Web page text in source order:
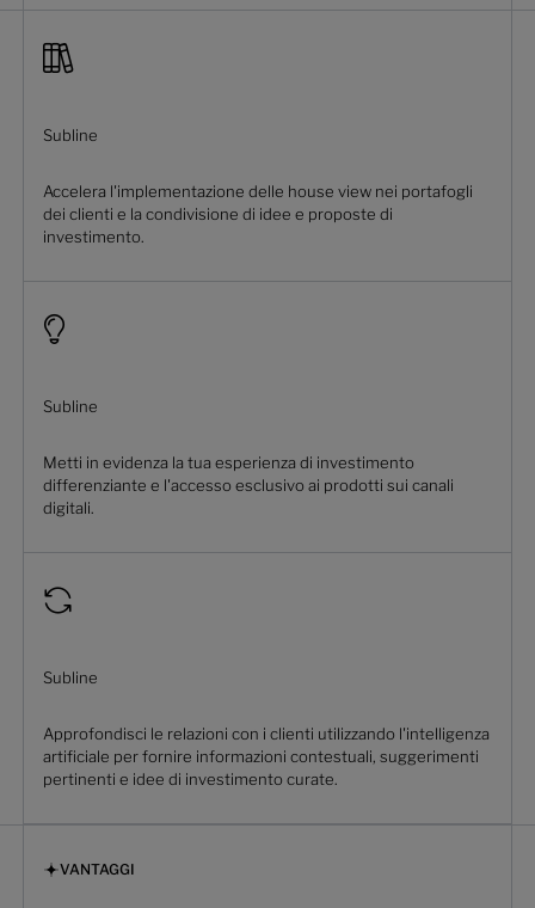
Subline
Accelera l'implementazione delle house view nei portafogli
dei clienti e la condivisione di idee e proposte di
investimento.
Subline
Metti in evidenza la tua esperienza di investimento
differenziante e l'accesso esclusivo ai prodotti sui canali
digitali.
Subline
Approfondisci le relazioni con i clienti utilizzando l'intelligenza
artificiale per fornire informazioni contestuali, suggerimenti
pertinenti e idee di investimento curate.
VANTAGGI